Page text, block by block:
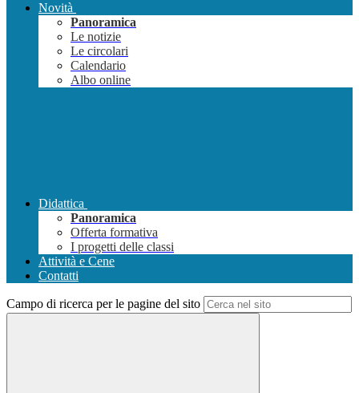
Novità
Panoramica
Le notizie
Le circolari
Calendario
Albo online
Didattica
Panoramica
Offerta formativa
I progetti delle classi
Attività e Cene
Contatti
Campo di ricerca per le pagine del sito